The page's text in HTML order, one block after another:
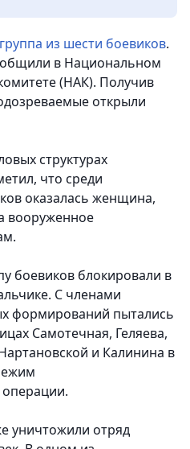
из шести боевиков.
в Национальном
(НАК). Получив
открыли
структурах
что среди
оказалась женщина,
вооруженное
боевиков блокировали в
С членами
формирований пытались
Самотечная, Геляева,
и Калинина в
уничтожили отряд